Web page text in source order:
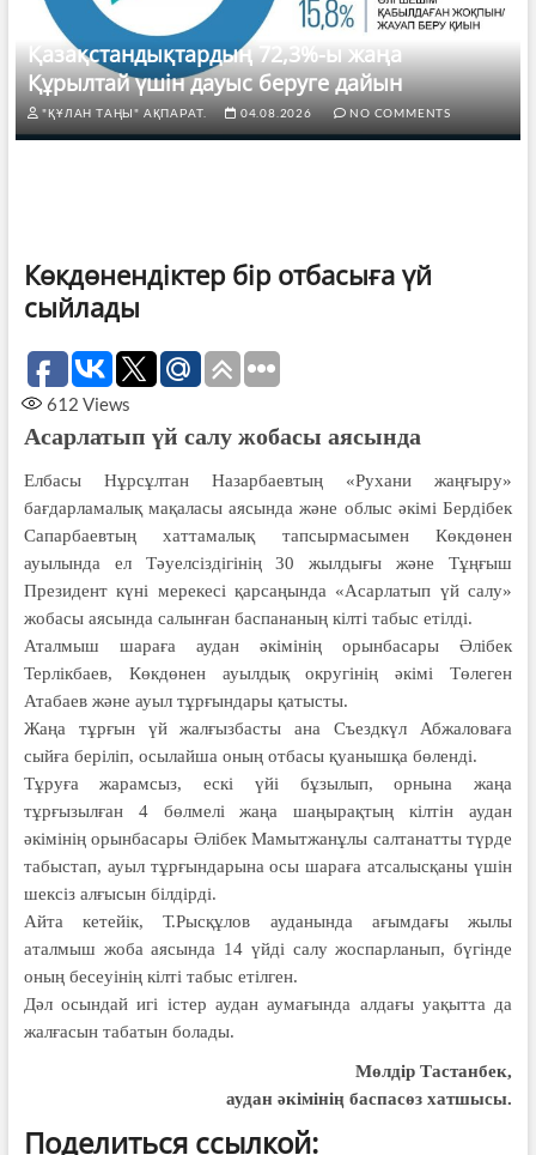
Қазақстандықтардың 72,3%-ы жаңа
Құрылтай үшін дауыс беруге дайын
"ҚҰЛАН ТАҢЫ" АҚПАРАТ. 04.08.2026 NO COMMENTS
Көкдөнендіктер бір отбасыға үй
сыйлады
612 Views
Асарлатып үй салу жобасы аясында
Елбасы Нұрсұлтан Назарбаевтың «Рухани жаңғыру»
бағдарламалық мақаласы аясында және облыс әкімі Бердібек
Сапарбаевтың хаттамалық тапсырмасымен Көкдөнен
ауылында ел Тәуелсіздігінің 30 жылдығы және Тұңғыш
Президент күні мерекесі қарсаңында «Асарлатып үй салу»
жобасы аясында салынған баспананың кілті табыс етілді.
Аталмыш шараға аудан әкімінің орынбасары Әлібек
Терлікбаев, Көкдөнен ауылдық округінің әкімі Төлеген
Атабаев және ауыл тұрғындары қатысты.
Жаңа тұрғын үй жалғызбасты ана Съездкүл Абжаловаға
сыйға беріліп, осылайша оның отбасы қуанышқа бөленді.
Тұруға жарамсыз, ескі үйі бұзылып, орнына жаңа
тұрғызылған 4 бөлмелі жаңа шаңырақтың кілтін аудан
әкімінің орынбасары Әлібек Мамытжанұлы салтанатты түрде
табыстап, ауыл тұрғындарына осы шараға атсалысқаны үшін
шексіз алғысын білдірді.
Айта кетейік, Т.Рысқұлов ауданында ағымдағы жылы
аталмыш жоба аясында 14 үйді салу жоспарланып, бүгінде
оның бесеуінің кілті табыс етілген.
Дәл осындай игі істер аудан аумағында алдағы уақытта да
жалғасын табатын болады.
Мөлдір Тастанбек,
аудан әкімінің баспасөз хатшысы.
Поделиться ссылкой: